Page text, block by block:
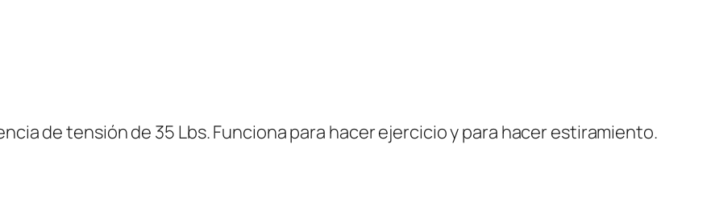
de tensión de 35 Lbs. Funciona para hacer ejercicio y para hacer estiramiento.